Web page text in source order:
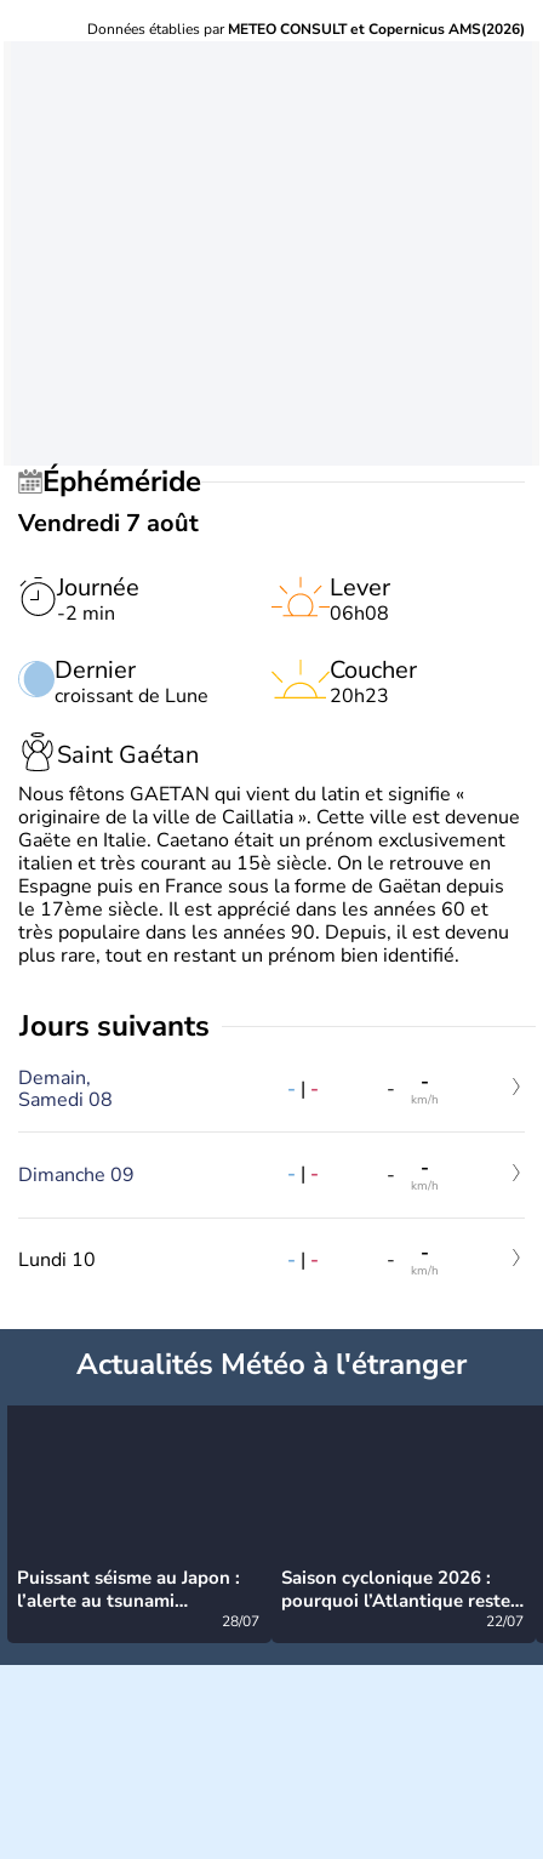
Données établies parMETEO CONSULT et Copernicus AMS(2026)
Éphéméride
Vendredi 7 août
Journée
-2 min
Dernier
croissant de Lune
Lever
06h08
Coucher
20h23
Saint Gaétan
Nous fêtons GAETAN qui vient du latin et signifie «
originaire de la ville de Caillatia ». Cette ville est devenue
Gaëte en Italie. Caetano était un prénom exclusivement
italien et très courant au 15è siècle. On le retrouve en
Espagne puis en France sous la forme de Gaëtan depuis
le 17ème siècle. Il est apprécié dans les années 60 et
très populaire dans les années 90. Depuis, il est devenu
plus rare, tout en restant un prénom bien identifié.
jours suivants
Demain,
Samedi 08
- | - - -
km/h
Dimanche 09 - | - - -
km/h
Lundi 10 - | - - -
km/h
Actualités Météo à l'étranger
Puissant séisme au Japon :
l’alerte au tsunami
28/07
Saison cyclonique 2026 :
pourquoi l’Atlantique reste
22/07